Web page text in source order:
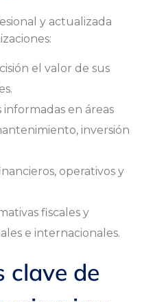
y actualizada
el valor de sus
informadas en áreas
inversión
operativos y
fiscales y
e internacionales.
clave de